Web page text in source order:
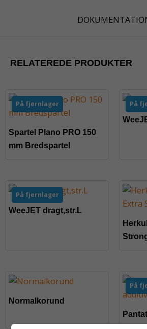
RELATEREDE PRODUKTER
På fjernlager
Spartel Plano PRO 150
mm Bredspartel
På
På fjernlager
WeeJET dragt,str.L
Normalkorund
På